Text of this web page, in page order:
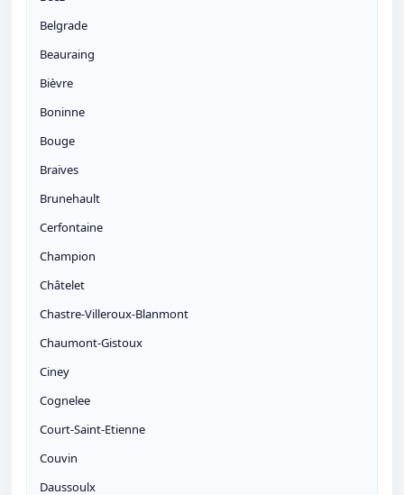
Belgrade
Beauraing
Bièvre
Boninne
Bouge
Braives
Brunehault
Cerfontaine
Champion
Châtelet
Chastre-Villeroux-Blanmont
Chaumont-Gistoux
Ciney
Cognelee
Court-Saint-Etienne
Couvin
Daussoulx